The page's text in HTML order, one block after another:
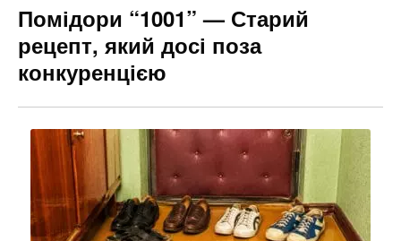
Помідори “1001” — Старий
рецепт, який досі поза
конкуренцією